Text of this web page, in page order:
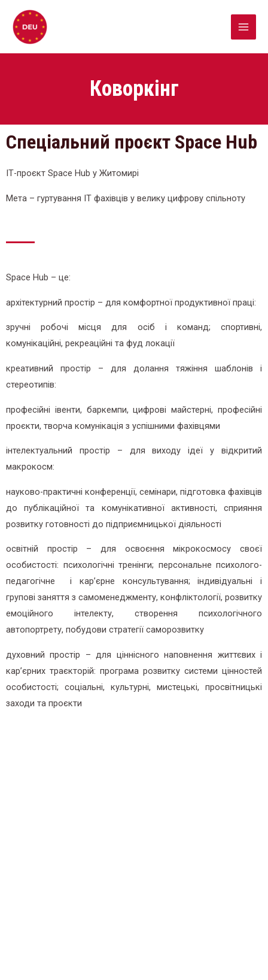
Коворкінг
Спеціальний проєкт Space Hub
ІТ-проєкт Space Hub у Житомирі
Мета – гуртування ІТ фахівців у велику цифрову спільноту
Space Hub – це:
архітектурний простір – для комфортної продуктивної праці:
зручні робочі місця для осіб і команд; спортивні,
комунікаційні, рекреаційні та фуд локації
креативний простір – для долання тяжіння шаблонів і
стереотипів:
професійні івенти, баркемпи, цифрові майстерні, професійні
проєкти, творча комунікація з успішними фахівцями
інтелектуальний простір – для виходу ідеї у відкритий
макрокосм:
науково-практичні конференції, семінари, підготовка фахівців
до публікаційної та комунікативної активності, сприяння
розвитку готовності до підприємницької діяльності
освітній простір – для освоєння мікрокосмосу своєї
особистості: психологічні тренінги; персональне психолого-
педагогічне і кар’єрне консультування; індивідуальні і
групові заняття з самоменеджменту, конфліктології, розвитку
емоційного інтелекту, створення психологічного
автопортрету, побудови стратегії саморозвитку
духовний простір – для ціннісного наповнення життєвих і
кар’єрних траєкторій: програма розвитку системи цінностей
особистості; соціальні, культурні, мистецькі, просвітницькі
заходи та проєкти